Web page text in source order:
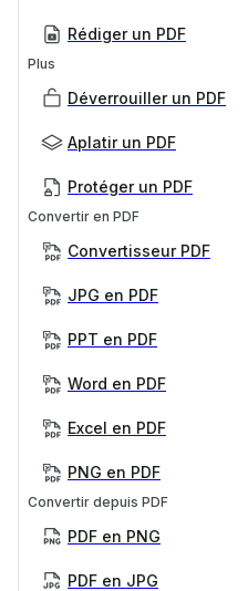
Rédiger un PDF
Plus
Déverrouiller un PDF
Aplatir un PDF
Protéger un PDF
Convertir en PDF
Convertisseur PDF
JPG en PDF
PPT en PDF
Word en PDF
Excel en PDF
PNG en PDF
Convertir depuis PDF
PDF en PNG
PDF en JPG